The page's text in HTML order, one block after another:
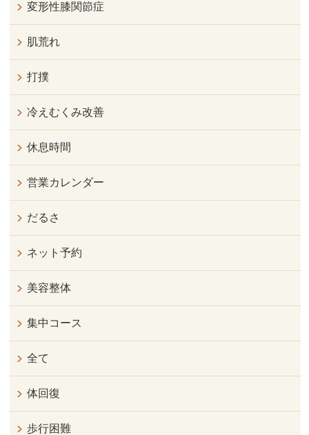
変形性膝関節症
肌荒れ
打撲
冷えむくみ改善
休息時間
営業カレンダー
だるさ
ネット予約
美容整体
集中コース
全て
体回復
歩行困難